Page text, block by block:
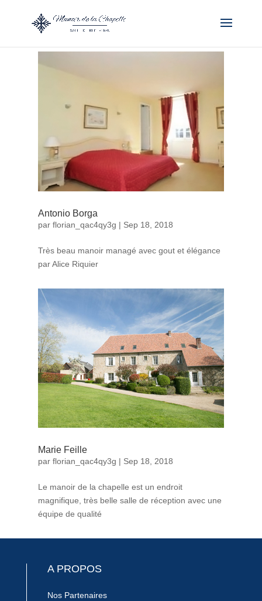
Antonio Borga
par florian_qac4qy3g | Sep 18, 2018
Très beau manoir managé avec gout et élégance
par Alice Riquier
Marie Feille
par florian_qac4qy3g | Sep 18, 2018
Le manoir de la chapelle est un endroit
magnifique, très belle salle de réception avec une
équipe de qualité
A PROPOS
Nos Partenaires